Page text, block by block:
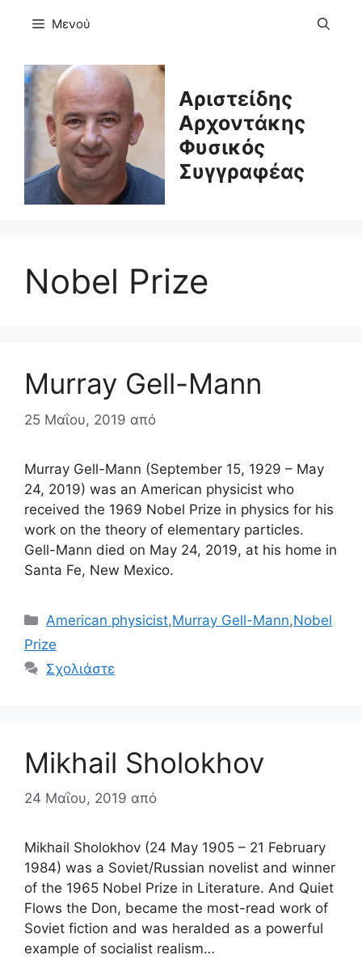
Μενού
Αριστείδης
Αρχοντάκης
Φυσικός
Συγγραφέας
Nobel Prize
Murray Gell-Mann
25 Μαΐου, 2019 από
Murray Gell-Mann (September 15, 1929 – May
24, 2019) was an American physicist who
received the 1969 Nobel Prize in physics for his
work on the theory of elementary particles.
Gell-Mann died on May 24, 2019, at his home in
Santa Fe, New Mexico.
Κατηγορίες
American physicist,Murray Gell-Mann,Nobel
Prize
Σχολιάστε
Mikhail Sholokhov
24 Μαΐου, 2019 από
Mikhail Sholokhov (24 May 1905 – 21 February
1984) was a Soviet/Russian novelist and winner
of the 1965 Nobel Prize in Literature. And Quiet
Flows the Don, became the most-read work of
Soviet fiction and was heralded as a powerful
example of socialist realism…